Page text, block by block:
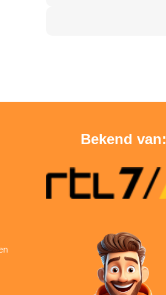
Bekend van: